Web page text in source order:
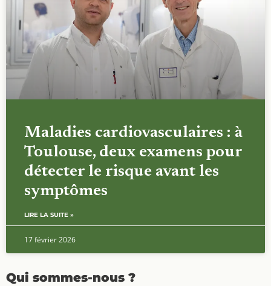
Maladies cardiovasculaires : à
Toulouse, deux examens pour
détecter le risque avant les
symptômes
LIRE LA SUITE »
17 février 2026
Qui sommes-nous ?